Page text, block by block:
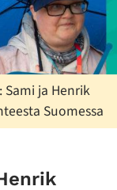
Sami ja Henrik
Suomessa